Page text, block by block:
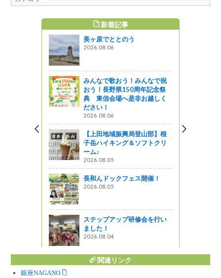
新着記事
美ヶ原でととのう
2026.08.06
みんなで歌おう！みんなで祝
おう！長野県150周年記念祭
典 東信会場へ是非お越しく
ださい！
2026.08.06
【上田地域振興局登山部】根
子岳ハイキング＆ソフトクリ
ーム♪
2026.08.05
長和んドックフェス開催！
2026.08.05
ステップアップ研修会を行い
ました！
2026.08.04
関連リンク
銀座NAGANO